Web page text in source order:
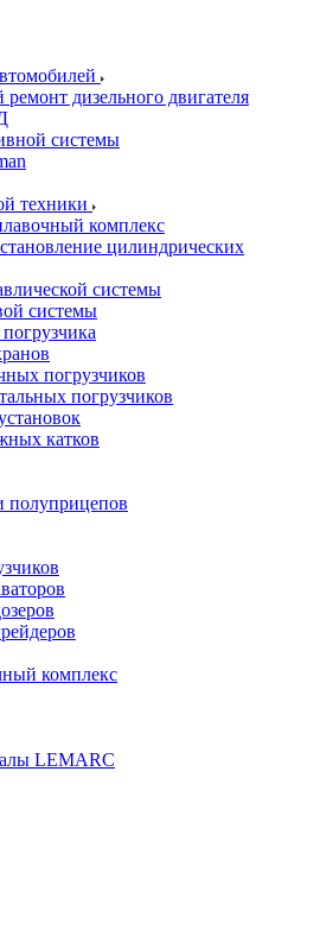
дизельного двигателя
системы
техники
комплекс
цилиндрических
системы
системы
погрузчиков
погрузчиков
катков
полуприцепов
комплекс
LEMARC